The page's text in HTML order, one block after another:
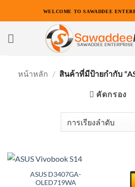
เนื้อหา
WELCOME TO SAWADDEE
หน้าหลัก / สินค้าที่มีป้ายกำกับ
คัดกรอง
ASUS D3407GA-
OLED719WA